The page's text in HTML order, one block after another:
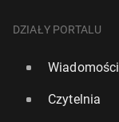
DZIAŁY PORTALU
Wiadomości
Czytelnia